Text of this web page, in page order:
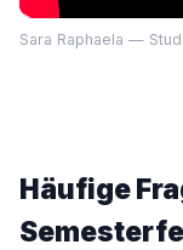
Sara Raphaela —
Häufige